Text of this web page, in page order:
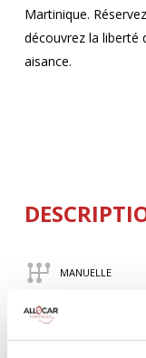
Martinique.
découvrez la liberté
aisance.
MANUELLE
BLUETOOTH
Valise